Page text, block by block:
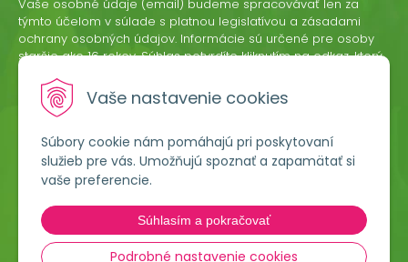
Vaše nastavenie cookies
Súbory cookie nám pomáhajú pri poskytovaní
služieb pre vás. Umožňujú spoznať a zapamätať si
vaše preferencie.
Súhlasím a pokračovať
Podrobné nastavenie cookies
Lumigreen, s.r.o.
Hradská 535
966 54 Tekovské Nemce
ODOBERAŤ
Vaše osobné údaje (email) budeme spracovávať len za
týmto účelom v súlade s platnou legislatívou a zásadami
ochrany osobných údajov. Informácie sú určené pre osoby
staršie ako 16 rokov. Súhlas potvrdíte kliknutím na odkaz, ktorý
odvolať písomne, emailom alebo kliknutím na odkaz z
ktoréhokoľvek informačného emailu.